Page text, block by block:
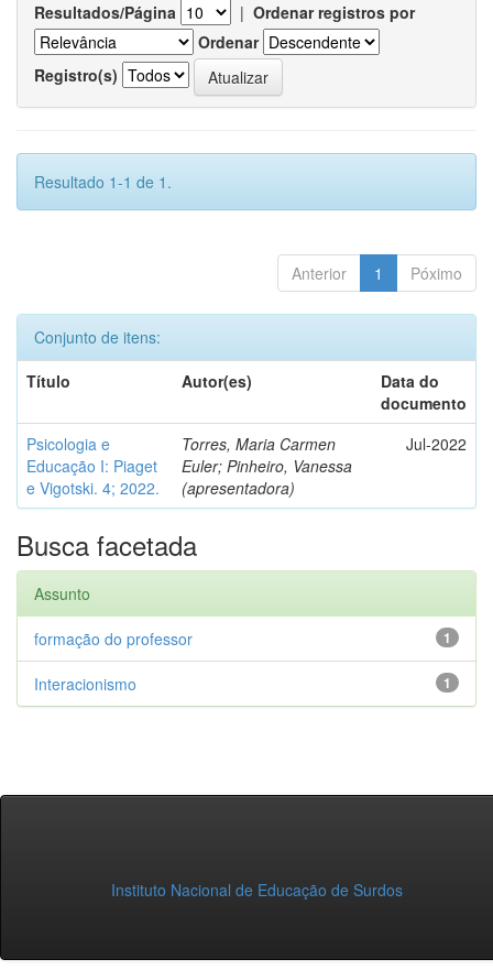
Resultados/Página | Ordenar registros por
Ordenar
Registro(s)
Resultado 1-1 de 1.
Anterior 1 Póximo
Conjunto de itens:
Título
Autor(es)
Data do
documento
Psicologia e
Educação I: Piaget
e Vigotski. 4; 2022.
Torres, Maria Carmen
Euler; Pinheiro, Vanessa
(apresentadora)
Jul-2022
Busca facetada
Assunto
1
formação do professor
1
Interacionismo
Instituto Nacional de Educação de Surdos